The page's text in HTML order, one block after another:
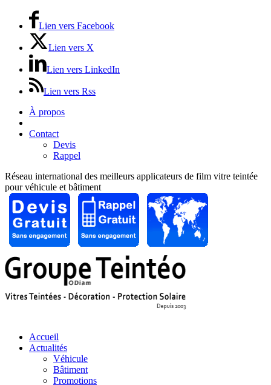
Lien vers Facebook
Lien vers X
Lien vers LinkedIn
Lien vers Rss
À propos
Contact
Devis
Rappel
Réseau international des meilleurs applicateurs de film vitre teintée
pour véhicule et bâtiment
Accueil
Actualités
Véhicule
Bâtiment
Promotions